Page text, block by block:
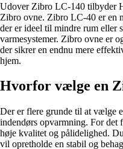
Udover Zibro LC-140 tilbyder
Zibro ovne. Zibro LC-40 er en
der er ideel til mindre rum eller
varmesystemer. Zibro ovne er
der sikrer en endnu mere
hjem.
Hvorfor vælge en
Der er flere grunde til at vælge
indendørs opvarmning. For det
høje kvalitet og pålidelighed.
vil opretholde en stabil og